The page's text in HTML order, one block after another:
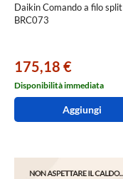
Daikin Comando a filo split
BRC073
175,18 €
Disponibilità immediata
Aggiungi